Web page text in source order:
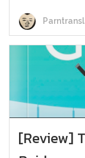
[Review]